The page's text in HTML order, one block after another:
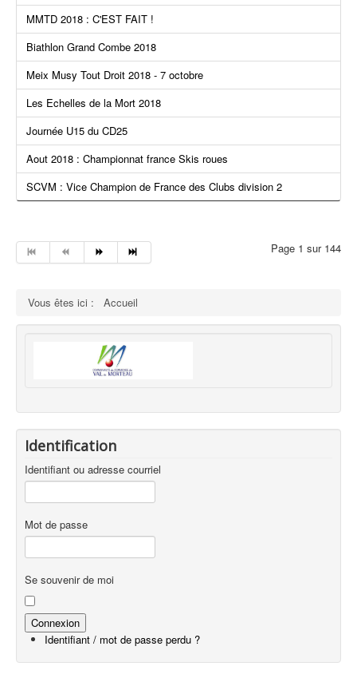
MMTD 2018 : C'EST FAIT !
Biathlon Grand Combe 2018
Meix Musy Tout Droit 2018 - 7 octobre
Les Echelles de la Mort 2018
Journée U15 du CD25
Aout 2018 : Championnat france Skis roues
SCVM : Vice Champion de France des Clubs division 2
Page 1 sur 144
Vous êtes ici : Accueil
Identification
Identifiant ou adresse courriel
Mot de passe
Se souvenir de moi
Identifiant / mot de passe perdu ?